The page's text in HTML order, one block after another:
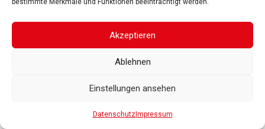
bestimmte Merkmale und Funktionen beeinträchtigt werden.
Akzeptieren
Ablehnen
Einstellungen ansehen
DatenschutzImpressum
IMPRESSUM
Gesellschaft der Freunde des Rosgartenmuseums. Alle Rechte vorbehalten